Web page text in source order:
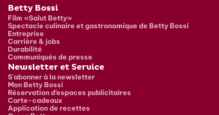
Pied de page
Betty Bossi
Film «Salut Betty»
Spectacle culinaire et gastronomique de Betty Bossi
Entreprise
Carrière & jobs
Durabilité
Communiqués de presse
Newsletter et Service
S'abonner à la newsletter
Mon Betty Bossi
Réservation d’espaces publicitaires
Carte-cadeaux
Application de recettes